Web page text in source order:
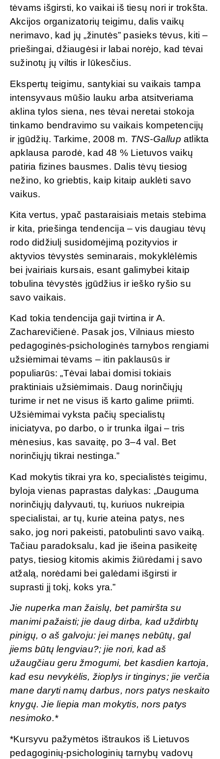
tėvams išgirsti, ko vaikai iš tiesų nori ir trokšta.
Akcijos organizatorių teigimu, dalis vaikų
nerimavo, kad jų „žinutės” pasieks tėvus, kiti –
priešingai, džiaugėsi ir labai norėjo, kad tėvai
sužinotų jų viltis ir lūkesčius.
Ekspertų teigimu, santykiai su vaikais tampa
intensyvaus mūšio lauku arba atsitveriama
aklina tylos siena, nes tėvai neretai stokoja
tinkamo bendravimo su vaikais kompetencijų
ir įgūdžių. Tarkime, 2008 m. TNS-Gallup atlikta
apklausa parodė, kad 48 % Lietuvos vaikų
patiria fizines bausmes. Dalis tėvų tiesiog
nežino, ko griebtis, kaip kitaip auklėti savo
vaikus.
Kita vertus, ypač pastaraisiais metais stebima
ir kita, priešinga tendencija – vis daugiau tėvų
rodo didžiulį susidomėjimą pozityvios ir
aktyvios tėvystės seminarais, mokyklėlėmis
bei įvairiais kursais, esant galimybei kitaip
tobulina tėvystės įgūdžius ir ieško ryšio su
savo vaikais.
Kad tokia tendencija gaji tvirtina ir A.
Zacharevičienė. Pasak jos, Vilniaus miesto
pedagoginės-psichologinės tarnybos rengiami
užsiėmimai tėvams – itin paklausūs ir
populiarūs: „Tėvai labai domisi tokiais
praktiniais užsiėmimais. Daug norinčiųjų
turime ir net ne visus iš karto galime priimti.
Užsiėmimai vyksta pačių specialistų
iniciatyva, po darbo, o ir trunka ilgai – tris
mėnesius, kas savaitę, po 3–4 val. Bet
norinčiųjų tikrai nestinga.”
Kad mokytis tikrai yra ko, specialistės teigimu,
byloja vienas paprastas dalykas: „Dauguma
norinčiųjų dalyvauti, tų, kuriuos nukreipia
specialistai, ar tų, kurie ateina patys, nes
sako, jog nori pakeisti, patobulinti savo vaiką.
Tačiau paradoksalu, kad jie išeina pasikeitę
patys, tiesiog kitomis akimis žiūrėdami į savo
atžalą, norėdami bei galėdami išgirsti ir
suprasti jį tokį, koks yra.”
Jie nuperka man žaislų, bet pamiršta su
manimi pažaisti; jie daug dirba, kad uždirbtų
pinigų, o aš galvoju: jei manęs nebūtų, gal
jiems būtų lengviau?; jie nori, kad aš
užaugčiau geru žmogumi, bet kasdien kartoja,
kad esu nevykėlis, žioplys ir tinginys; jie verčia
mane daryti namų darbus, nors patys neskaito
knygų. Jie liepia man mokytis, nors patys
nesimoko.*
*Kursyvu pažymėtos ištraukos iš Lietuvos
pedagoginių-psichologinių tarnybų vadovų